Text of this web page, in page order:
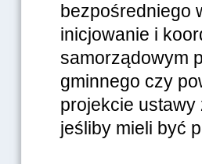
bezpośredniego
inicjowanie i
samorządowym
gminnego czy
projekcie
jeśliby mieli być